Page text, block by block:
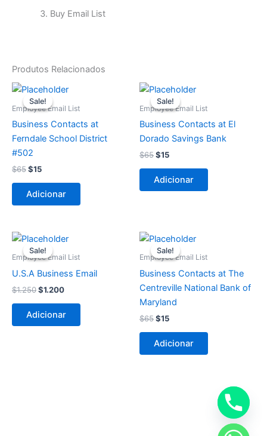
Buy Email List
Produtos Relacionados
Sale!
Sale!
Employee Email List
Business Contacts at
Ferndale School District
#502
$65
O
preço
original
$65.
$15
O
preço
atual
$15.
Adicionar
Sale!
Sale!
Employee Email List
Business Contacts at El
Dorado Savings Bank
$65
O
preço
original
$65.
$15
O
preço
atual
$15.
Adicionar
Sale!
Sale!
Employee Email List
U.S.A Business Email
$1.250
O
preço
original
$1.250.
$1.200
O
atual
$1.200.
Adicionar
Sale!
Sale!
Employee Email List
Business Contacts at The
Centreville National Bank of
Maryland
$65
O
preço
original
$65.
$15
O
preço
atual
$15.
Adicionar